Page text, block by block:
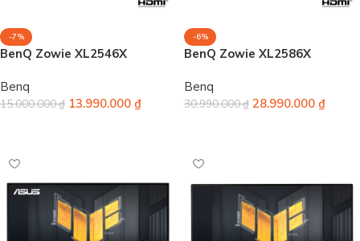
-7%
BenQ Zowie XL2546X
Benq
15.000.000₫ 13.990.000 ₫
-6%
BenQ Zowie XL2586X
Benq
30.990.000₫ 28.990.000 ₫